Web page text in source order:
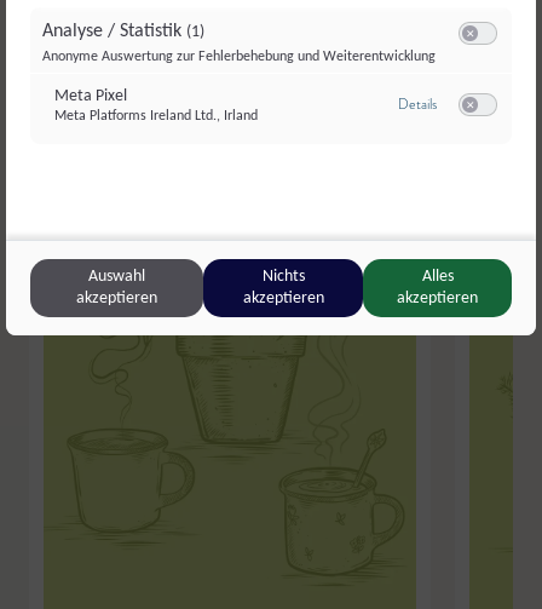
teeähnliche Erzeugnisse
Analyse / Statistik (1)
Anonyme Auswertung zur Fehlerbehebung und Weiterentwicklung
Meta Pixel
Meta Platforms Ireland Ltd., Irland
Detailszu Meta Pixel
Auswahl
akzeptieren
Nichts
akzeptieren
Alles
akzeptieren